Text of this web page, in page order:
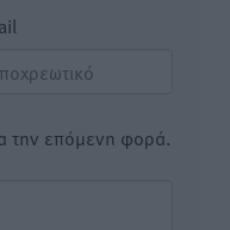
την επόμενη φορά.